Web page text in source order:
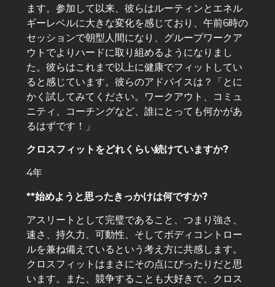
ます。参加して以来、彼らはルーティンとエネル
ギーレベルに大きな変化を感じており、午前6時の
セッションで朝型人間になり、グループワークア
ウトでよりハードに取り組めるようになりまし
た。彼らはこれまで以上に健康でフィットしてい
ると感じています。彼らのアドバイスは？「とに
かく試してみてください。ワークアウト、コミュ
ニティ、コーチングなど、誰にとっても何かがあ
るはずです！」
クロスフィットをどれくらい続けていますか?
4年
**始めようと思ったきっかけは何ですか?
アスリートとして完璧であること、つまり強さ、
速さ、持久力、可動性、そしてボディコントロー
ルを兼ね備えているという考え方に共感します。
クロスフィットはまさにその点にぴったりだと思
います。また、競争することも大好きで、クロス